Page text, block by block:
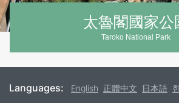
太魯閣國家公
Taroko National Park
Languages: English 正體中文 日本語